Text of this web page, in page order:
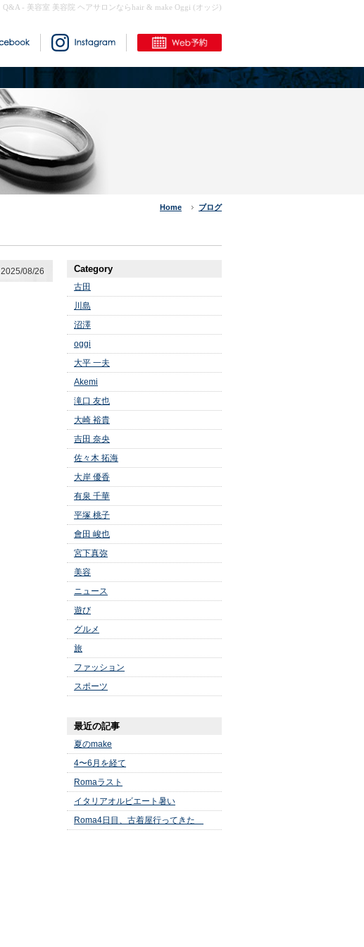
Q&A - 美容室 美容院 ヘアサロンならhair & make Oggi (オッジ)
Home ブログ
2025/08/26 Category
古田
川島
沼澤
oggi
大平 一夫
Akemi
滝口 友也
大崎 裕貴
吉田 奈央
佐々木 拓海
大岸 優香
有泉 千華
平塚 桃子
會田 峻也
宮下真弥
美容
ニュース
遊び
グルメ
旅
ファッション
スポーツ
最近の記事
夏のmake
4〜6月を経て
Romaラスト
イタリアオルビエート暑い
Roma4日目、古着屋行ってきた